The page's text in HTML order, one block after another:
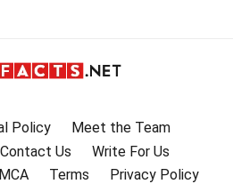
Policy
Meet the Team
Contact Us
Write For Us
Terms
Privacy Policy